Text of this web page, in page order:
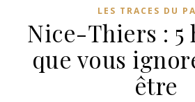
LES TRACES DU
Nice-Thiers : 5
que vous
être